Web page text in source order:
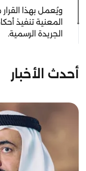
ويُعمل بهذا
المعنية تنفيذ
الجريدة الرسمية.
أحدث الأخبار